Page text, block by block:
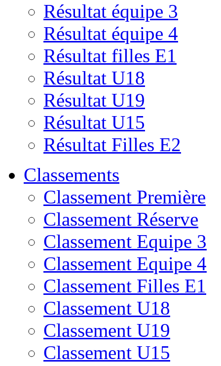
Résultat équipe 3
Résultat équipe 4
Résultat filles E1
Résultat U18
Résultat U19
Résultat U15
Résultat Filles E2
Classements
Classement Première
Classement Réserve
Classement Equipe 3
Classement Equipe 4
Classement Filles E1
Classement U18
Classement U19
Classement U15